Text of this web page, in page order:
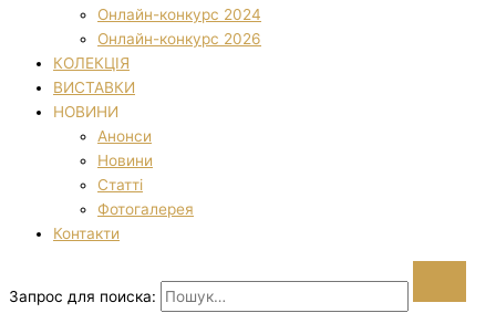
Онлайн-конкурс 2024
Онлайн-конкурс 2026
КОЛЕКЦІЯ
ВИСТАВКИ
НОВИНИ
Анонси
Новини
Статті
Фотогалерея
Контакти
Запрос для поиска: